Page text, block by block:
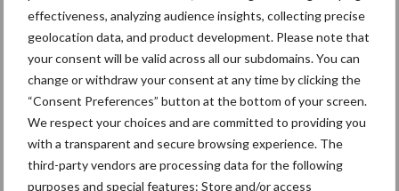
effectiveness, analyzing audience insights, collecting precise
geolocation data, and product development. Please note that
your consent will be valid across all our subdomains. You can
change or withdraw your consent at any time by clicking the
“Consent Preferences” button at the bottom of your screen.
We respect your choices and are committed to providing you
with a transparent and secure browsing experience. The
third-party vendors are processing data for the following
purposes and special features: Store and/or access
worden”, aldus Erik.
DLV Advies
Aanbevolen voor jou!
Grondstoffenmarkt blijft
grillig: droogte en
geopolitiek houden handel